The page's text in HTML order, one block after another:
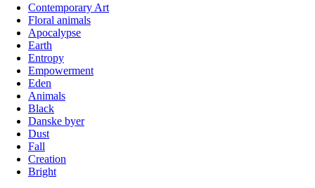
Contemporary Art
Floral animals
Apocalypse
Earth
Entropy
Empowerment
Eden
Animals
Black
Danske byer
Dust
Fall
Creation
Bright